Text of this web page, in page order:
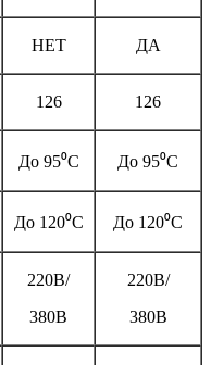
НЕТ ДА
126 126
До 95⁰С До 95⁰С
До 120⁰С До 120⁰С
220В/
380В
220В/
380В